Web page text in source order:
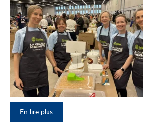
En lire plus